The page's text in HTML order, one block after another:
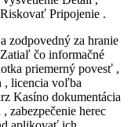
Pripojenie .
zodpovedný za hranie
čo informačné
priemerný povesť ,
, licencia voľba
Kasíno dokumentácia
zabezpečenie herec